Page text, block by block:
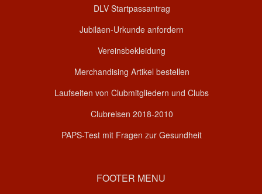
DLV Startpassantrag
Jubiläen-Urkunde anfordern
Vereinsbekleidung
Merchandising Artikel bestellen
Laufseiten von Clubmitgliedern und Clubs
Clubreisen 2018-2010
PAPS-Test mit Fragen zur Gesundheit
FOOTER MENU